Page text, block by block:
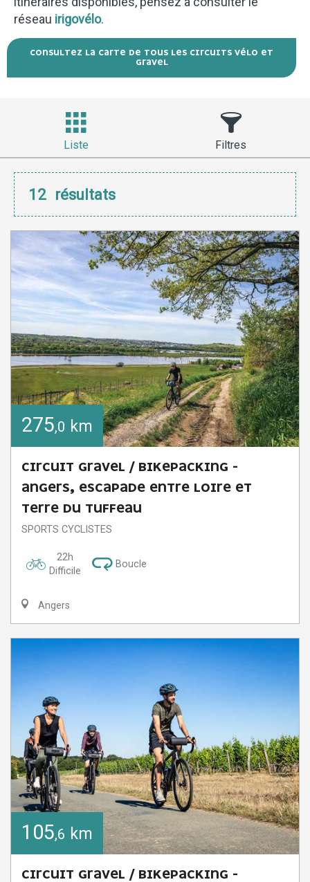
réseau irigovélo.
CONSULTEZ LA CARTE DE TOUS LES CIRCUITS VÉLO ET
GRAVEL
Liste Filtres
12 résultats
275,0 km
CIRCUIT GRAVEL / BIKEPACKING -
ANGERS, ESCAPADE ENTRE LOIRE ET
TERRE DU TUFFEAU
SPORTS CYCLISTES
22h
Difficile
Boucle
Angers
105,6 km
CIRCUIT GRAVEL / BIKEPACKING -